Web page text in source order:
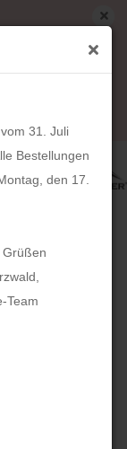
31. Juli
Bestellungen
den 17.
Grüßen
Team
16.
Montag,